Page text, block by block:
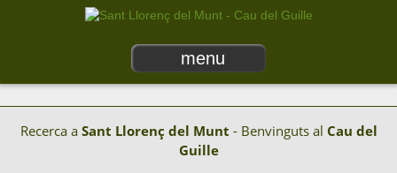
menu
Recerca a Sant Llorenç del Munt - Benvinguts al Cau del
Guille